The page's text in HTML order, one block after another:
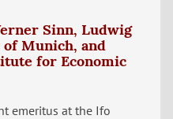
Sinn, Ludwig
Munich, and
for Economic
emeritus at the Ifo